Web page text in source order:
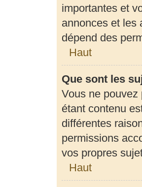
importantes et
annonces et les
dépend des
Haut
Que sont les
Vous ne
étant contenu
différentes
permissions
vos propres
Haut